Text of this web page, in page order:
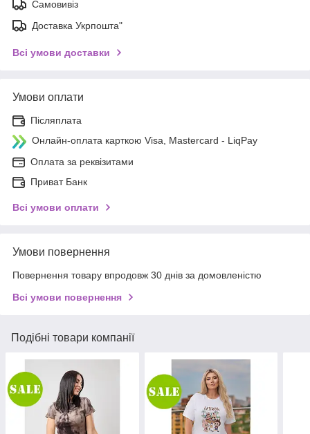
Самовивіз
Доставка Укрпошта"
Всі умови доставки
Умови оплати
Післяплата
Онлайн-оплата карткою Visa, Mastercard - LiqPay
Оплата за реквізитами
Приват Банк
Всі умови оплати
Умови повернення
Повернення товару впродовж 30 днів за домовленістю
Всі умови повернення
Подібні товари компанії